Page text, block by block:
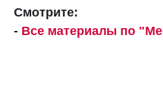
Смотрите:
- Все материалы по